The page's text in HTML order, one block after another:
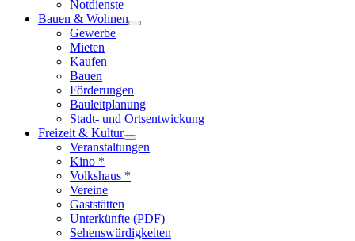
Notdienste
Bauen & Wohnen
Gewerbe
Mieten
Kaufen
Bauen
Förderungen
Bauleitplanung
Stadt- und Ortsentwickung
Freizeit & Kultur
Veranstaltungen
Kino *
Volkshaus *
Vereine
Gaststätten
Unterkünfte (PDF)
Sehenswürdigkeiten